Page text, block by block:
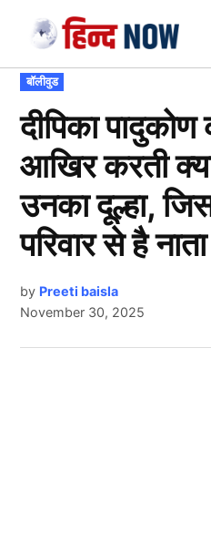
content
POSTED
IN
बॉलीवुड
दीपिका
आखिर करती
उनका दूल्हा,
परिवार से है नाता
by Preeti baisla
November 30, 2025